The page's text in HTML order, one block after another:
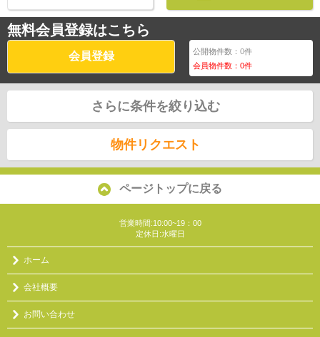
無料会員登録はこちら
会員登録 公開物件数：0件
会員物件数：0件
さらに条件を絞り込む
物件リクエスト
ページトップに戻る
営業時間:10:00~19：00
定休日:水曜日
ホーム
会社概要
お問い合わせ